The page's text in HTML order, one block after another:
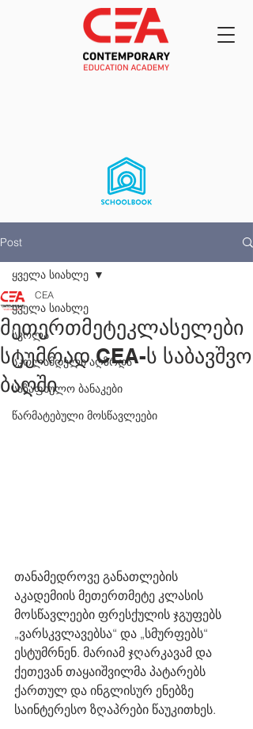
Post
ყველა სიახლე
სკოლა
სკოლამდელი აღზრდა
საზაფხულო ბანაკები
წარმატებული მოსწავლეები
ყველა სიახლე
მეთერთმეტეკლასელები
სტუმრად CEA-ს საბავშვო
ბაღში
CEA
თანამედროვე განათლების
აკადემიის მეთერთმეტე კლასის
მოსწავლეები ფრესქულის ჯგუფებს
„ვარსკვლავებსა“ და „სმურფებს“
ესტუმრნენ. მარიამ ჯღარკავამ და
ქეთევან თაყაიშვილმა პატარებს
ქართულ და ინგლისურ ენებზე
საინტერესო ზღაპრები წაუკითხეს.